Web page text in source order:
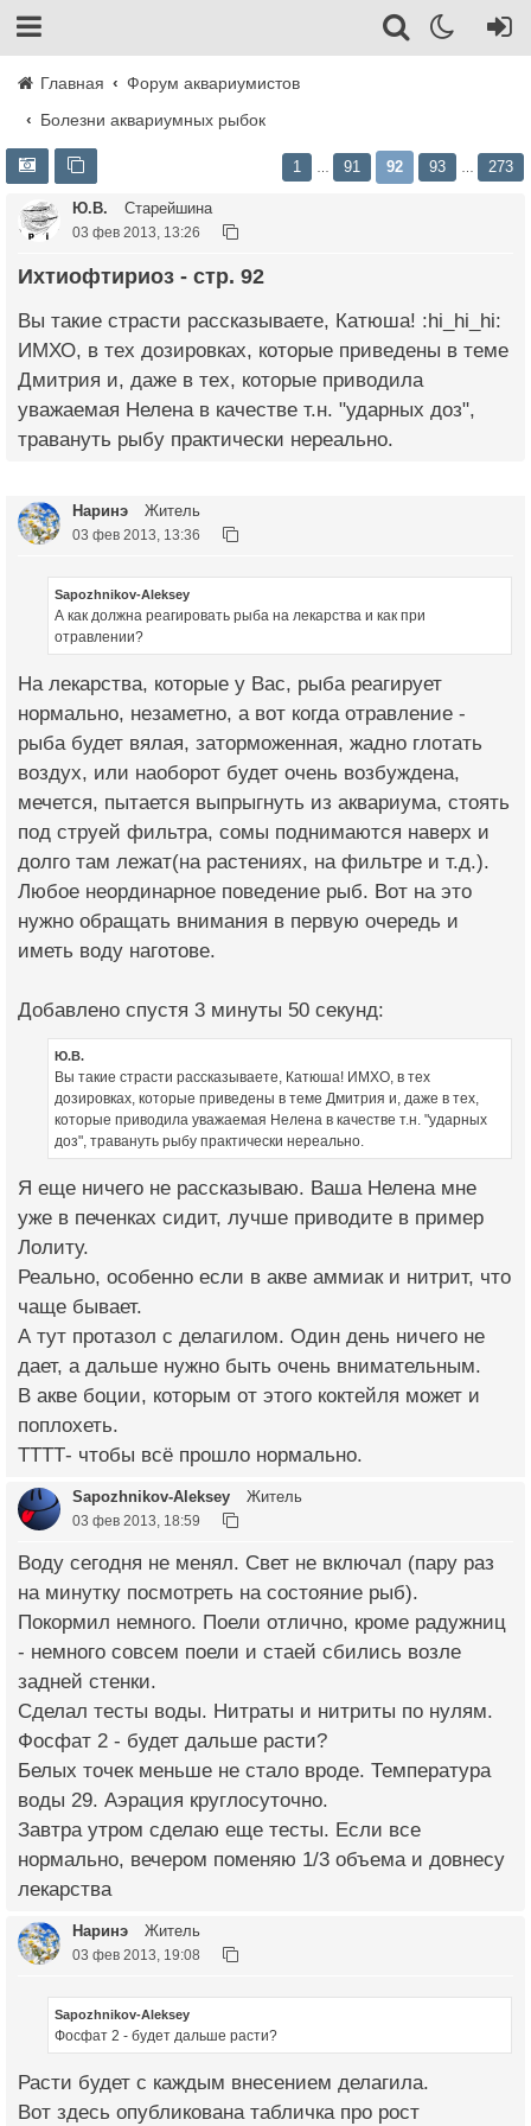
Главная
Форум аквариумистов
Болезни аквариумных рыбок
1 91 92 93 273
Ю.В. Старейшина
03 фев 2013, 13:26
Ихтиофтириоз - стр. 92
Вы такие страсти рассказываете, Катюша! :hi_hi_hi:
ИМХО, в тех дозировках, которые приведены в теме
Дмитрия и, даже в тех, которые приводила
уважаемая Нелена в качестве т.н. "ударных доз",
травануть рыбу практически нереально.
Наринэ Житель
03 фев 2013, 13:36
Sapozhnikov-Aleksey
А как должна реагировать рыба на лекарства и как при
отравлении?
На лекарства, которые у Вас, рыба реагирует
нормально, незаметно, а вот когда отравление -
рыба будет вялая, заторможенная, жадно глотать
воздух, или наоборот будет очень возбуждена,
мечется, пытается выпрыгнуть из аквариума, стоять
под струей фильтра, сомы поднимаются наверх и
долго там лежат(на растениях, на фильтре и т.д.).
Любое неординарное поведение рыб. Вот на это
нужно обращать внимания в первую очередь и
иметь воду наготове.
Добавлено спустя 3 минуты 50 секунд:
Ю.В.
Вы такие страсти рассказываете, Катюша! ИМХО, в тех
дозировках, которые приведены в теме Дмитрия и, даже в тех,
которые приводила уважаемая Нелена в качестве т.н. "ударных
доз", травануть рыбу практически нереально.
Я еще ничего не рассказываю. Ваша Нелена мне
уже в печенках сидит, лучше приводите в пример
Лолиту.
Реально, особенно если в акве аммиак и нитрит, что
чаще бывает.
А тут протазол с делагилом. Один день ничего не
дает, а дальше нужно быть очень внимательным.
В акве боции, которым от этого коктейля может и
поплохеть.
ТТТТ- чтобы всё прошло нормально.
Sapozhnikov-Aleksey Житель
03 фев 2013, 18:59
Воду сегодня не менял. Свет не включал (пару раз
на минутку посмотреть на состояние рыб).
Покормил немного. Поели отлично, кроме радужниц
- немного совсем поели и стаей сбились возле
задней стенки.
Сделал тесты воды. Нитраты и нитриты по нулям.
Фосфат 2 - будет дальше расти?
Белых точек меньше не стало вроде. Температура
воды 29. Аэрация круглосуточно.
Завтра утром сделаю еще тесты. Если все
нормально, вечером поменяю 1/3 объема и довнесу
лекарства
Наринэ Житель
03 фев 2013, 19:08
Sapozhnikov-Aleksey
Фосфат 2 - будет дальше расти?
Расти будет с каждым внесением делагила.
Вот здесь опубликована табличка про рост